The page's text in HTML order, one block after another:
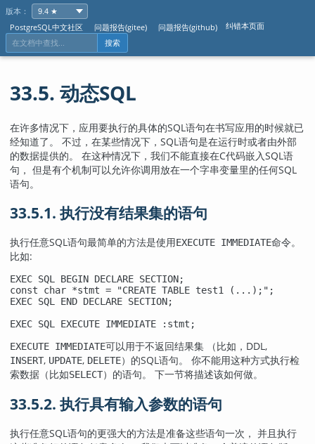
版本：
PostgreSQL中文社区
问题报告(gitee) 问题报告(github) 纠错本页面
搜索
33.5. 动态SQL
在许多情况下，应用要执行的具体的SQL语句在书写应用的时候就已
经知道了。 不过，在某些情况下，SQL语句是在运行时或者由外部
的数据提供的。 在这种情况下，我们不能直接在C代码嵌入SQL语
句， 但是有个机制可以允许你调用放在一个字串变量里的任何SQL
语句。
33.5.1. 执行没有结果集的语句
执行任意SQL语句最简单的方法是使用EXECUTE IMMEDIATE命令。
比如:
EXEC SQL BEGIN DECLARE SECTION;
const char *stmt = "CREATE TABLE test1 (...);";
EXEC SQL END DECLARE SECTION;
EXEC SQL EXECUTE IMMEDIATE :stmt;
EXECUTE IMMEDIATE可以用于不返回结果集 （比如，DDL,
INSERT, UPDATE, DELETE）的SQL语句。 你不能用这种方式执行检
索数据（比如SELECT）的语句。 下一节将描述该如何做。
33.5.2. 执行具有输入参数的语句
执行任意SQL语句的更强大的方法是准备这些语句一次， 并且执行